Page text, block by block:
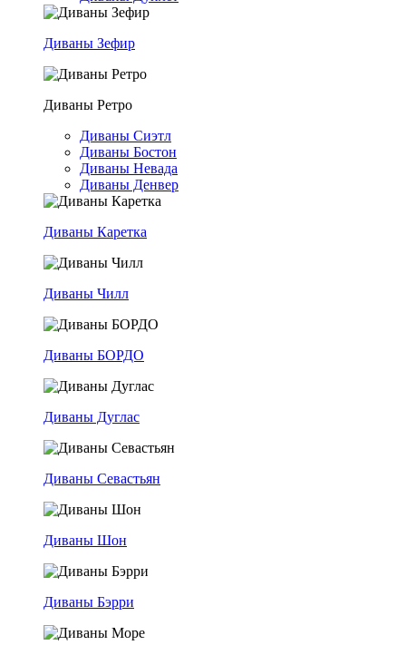
Диваны Зефир
Диваны Ретро
Диваны Сиэтл
Диваны Бостон
Диваны Невада
Диваны Денвер
Диваны Каретка
Диваны Чилл
Диваны БОРДО
Диваны Дуглас
Диваны Севастьян
Диваны Шон
Диваны Бэрри